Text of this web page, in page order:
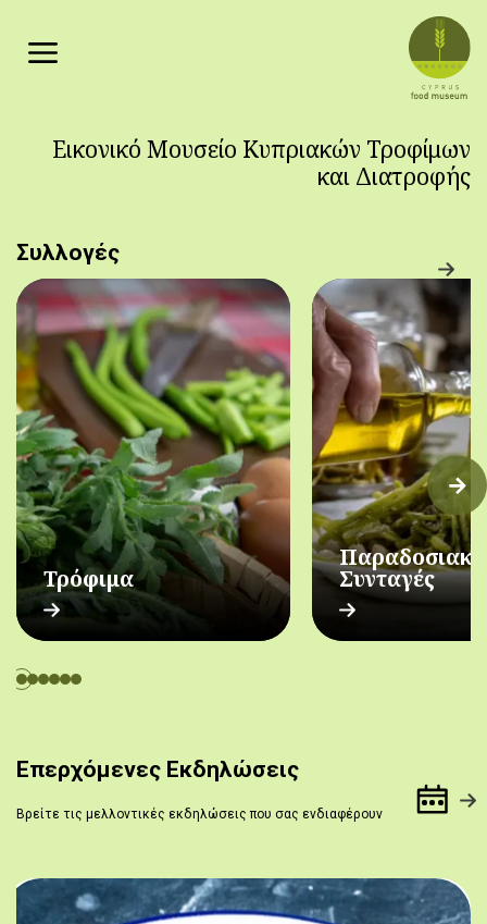
Εικονικό Μουσείο Κυπριακών Τροφίμων
και Διατροφής
Συλλογές
Τρόφιμα Συνταγές
Επερχόμενες Εκδηλώσεις
Βρείτε τις μελλοντικές εκδηλώσεις που σας ενδιαφέρουν